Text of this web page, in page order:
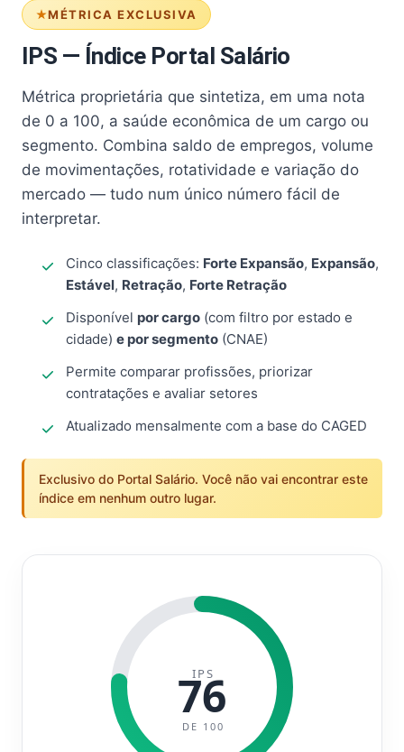
MÉTRICA EXCLUSIVA
IPS — Índice Portal Salário
Métrica proprietária que sintetiza, em uma nota
de 0 a 100, a saúde econômica de um cargo ou
segmento. Combina saldo de empregos, volume
de movimentações, rotatividade e variação do
mercado — tudo num único número fácil de
interpretar.
Cinco classificações: Forte Expansão, Expansão,
Estável, Retração, Forte Retração
Disponível por cargo (com filtro por estado e
cidade) e por segmento (CNAE)
Permite comparar profissões, priorizar
contratações e avaliar setores
Atualizado mensalmente com a base do CAGED
Exclusivo do Portal Salário. Você não vai encontrar este
índice em nenhum outro lugar.
IPS
76
DE 100